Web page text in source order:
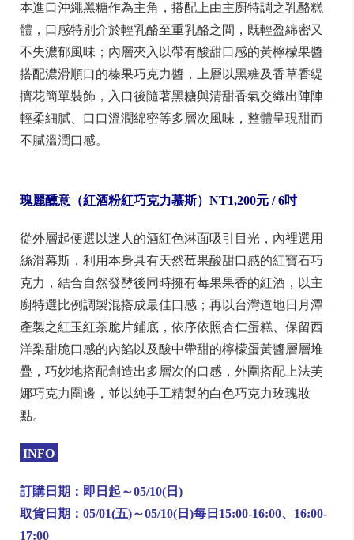
本進口沖繩黑糖作為主角，搭配上由主廚特調之乳酪糕
體，口感特別介於輕乳酪至重乳酪之間，既輕盈綿密又
不失濃郁風味；內層夾入以帶有酸甜口感的黃檸檬果醬
搭配濃滑順口的榛果巧克力醬，上層以黑糖及香草香緹
擠花簡單裝飾，入口後隨著黑糖與清甜香氣交織出陣陣
輕柔細膩、口口溫潤綿密等多層次風味，整體呈現甜而
不膩溫潤口感。
瑰麗醺意（紅酒粉紅巧克力慕斯）NT1,200元 / 6吋
從外層起便選以迷人的酒紅色淋面吸引目光，內裡選用
絲滑幕斯，利用本身具有天然莓果酸甜口感的紅寶石巧
克力，結合自然發酵後同時擁有莓果果香的紅酒，以主
廚特選比例調製混搭成最佳口感；再以台灣道地日月潭
產製之紅玉紅茶脆片鋪底，依序依照杏仁蛋糕、保留西
洋梨甜脆口感的內餡以及酸中帶甜的檸檬蛋黃醬層層堆
疊，巧妙地搭配創造出多層次的口感，外圍搭配上法芙
娜巧克力圍邊，並以純手工精製的白色巧克力玫瑰妝
點。
INFO
訂購日期：即日起～05/10(日)
取貨日期：05/01(五)～05/10(日)每日15:00-16:00、16:00-
17:00